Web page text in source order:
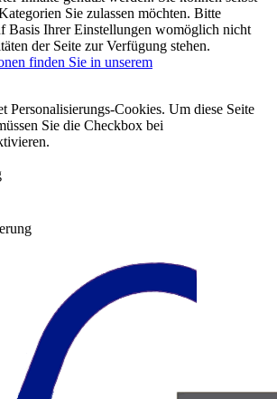
Sie zulassen möchten. Bitte
Basis Ihrer Einstellungen womöglich nicht
der Seite zur Verfügung stehen.
finden Sie in unserem
Personalisierungs-Cookies. Um diese Seite
Sie die Checkbox bei